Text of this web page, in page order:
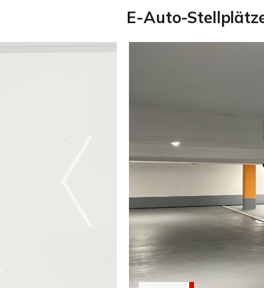
E-Auto-